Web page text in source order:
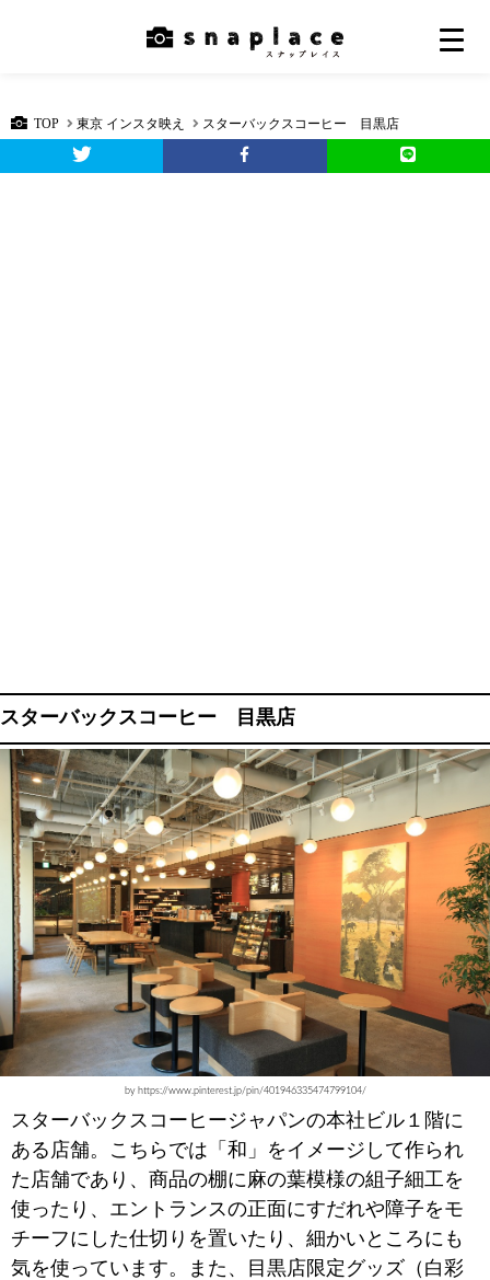
TOP 東京 インスタ映え スターバックスコーヒー 目黒店
スターバックスコーヒー 目黒店
by https://www.pinterest.jp/pin/401946335474799104/
スターバックスコーヒージャパンの本社ビル１階に
ある店舗。こちらでは「和」をイメージして作られ
た店舗であり、商品の棚に麻の葉模様の組子細工を
使ったり、エントランスの正面にすだれや障子をモ
チーフにした仕切りを置いたり、細かいところにも
気を使っています。また、目黒店限定グッズ（白彩